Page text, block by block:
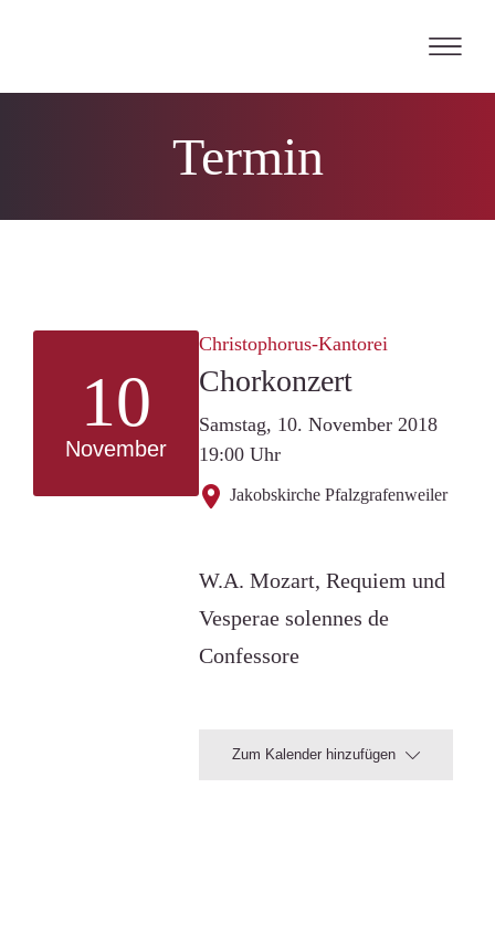
content
Termin
10
November
Christophorus-Kantorei
Chorkonzert
Samstag, 10. November 2018
19:00 Uhr
Jakobskirche Pfalzgrafenweiler
W.A. Mozart, Requiem und
Vesperae solennes de
Confessore
Zum Kalender hinzufügen